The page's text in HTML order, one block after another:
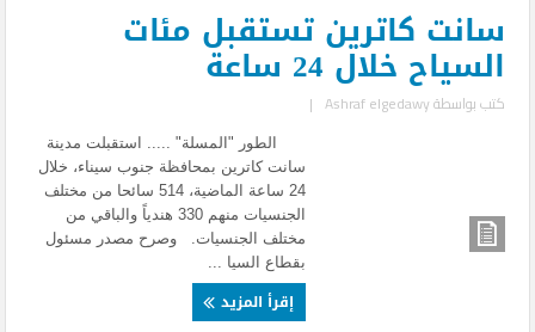
سانت كاترين تستقبل مئات
السياح خلال 24 ساعة
كتب بواسطةAshraf elgedawy
|
الطور "المسلة" ..... استقبلت مدينة
سانت كاترين بمحافظة جنوب سيناء، خلال
24 ساعة الماضية، 514 سائحا من مختلف
الجنسيات منهم 330 هندياً والباقي من
مختلف الجنسيات. وصرح مصدر مسئول
بقطاع السيا ...
إقرأ المزيد